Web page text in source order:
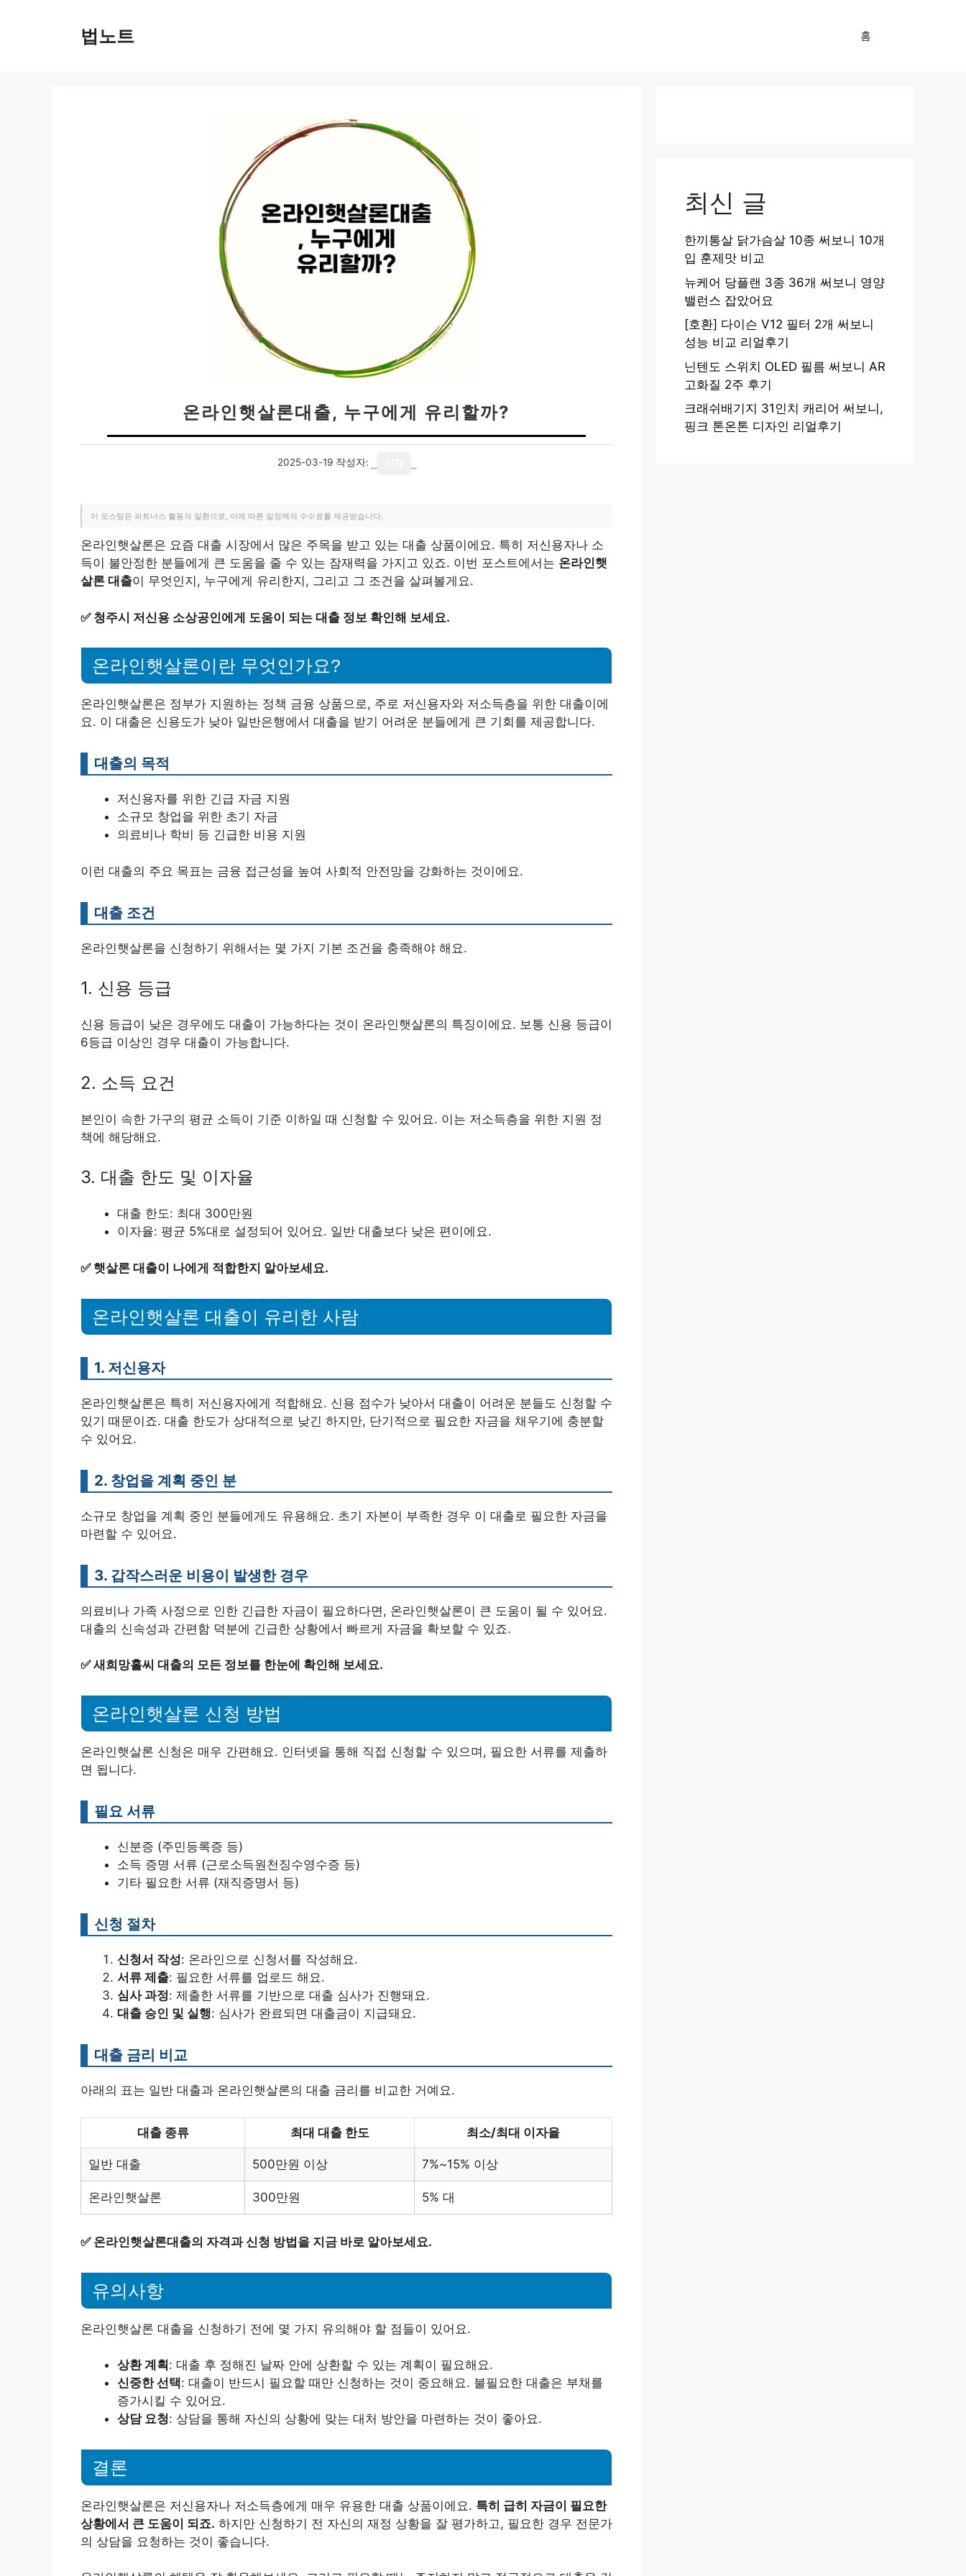
법노트 홈
온라인햇살론대출, 누구에게 유리할까?
2025-03-19 작성자:
이 포스팅은 파트너스 활동의 일환으로, 이에 따른 일정액의 수수료를 제공받습니다.
온라인햇살론은 요즘 대출 시장에서 많은 주목을 받고 있는 대출 상품이에요. 특히 저신용자나 소
득이 불안정한 분들에게 큰 도움을 줄 수 있는 잠재력을 가지고 있죠. 이번 포스트에서는 온라인햇
살론 대출이 무엇인지, 누구에게 유리한지, 그리고 그 조건을 살펴볼게요.
✅ 청주시 저신용 소상공인에게 도움이 되는 대출 정보 확인해 보세요.
온라인햇살론이란 무엇인가요?
온라인햇살론은 정부가 지원하는 정책 금융 상품으로, 주로 저신용자와 저소득층을 위한 대출이에
요. 이 대출은 신용도가 낮아 일반은행에서 대출을 받기 어려운 분들에게 큰 기회를 제공합니다.
대출의 목적
저신용자를 위한 긴급 자금 지원
소규모 창업을 위한 초기 자금
의료비나 학비 등 긴급한 비용 지원
이런 대출의 주요 목표는 금융 접근성을 높여 사회적 안전망을 강화하는 것이에요.
대출 조건
온라인햇살론을 신청하기 위해서는 몇 가지 기본 조건을 충족해야 해요.
1. 신용 등급
신용 등급이 낮은 경우에도 대출이 가능하다는 것이 온라인햇살론의 특징이에요. 보통 신용 등급이
6등급 이상인 경우 대출이 가능합니다.
2. 소득 요건
본인이 속한 가구의 평균 소득이 기준 이하일 때 신청할 수 있어요. 이는 저소득층을 위한 지원 정
책에 해당해요.
3. 대출 한도 및 이자율
대출 한도: 최대 300만원
이자율: 평균 5%대로 설정되어 있어요. 일반 대출보다 낮은 편이에요.
✅ 햇살론 대출이 나에게 적합한지 알아보세요.
온라인햇살론 대출이 유리한 사람
1. 저신용자
온라인햇살론은 특히 저신용자에게 적합해요. 신용 점수가 낮아서 대출이 어려운 분들도 신청할 수
있기 때문이죠. 대출 한도가 상대적으로 낮긴 하지만, 단기적으로 필요한 자금을 채우기에 충분할
수 있어요.
2. 창업을 계획 중인 분
소규모 창업을 계획 중인 분들에게도 유용해요. 초기 자본이 부족한 경우 이 대출로 필요한 자금을
마련할 수 있어요.
3. 갑작스러운 비용이 발생한 경우
의료비나 가족 사정으로 인한 긴급한 자금이 필요하다면, 온라인햇살론이 큰 도움이 될 수 있어요.
대출의 신속성과 간편함 덕분에 긴급한 상황에서 빠르게 자금을 확보할 수 있죠.
✅새희망홀씨 대출의 모든 정보를 한눈에 확인해 보세요.
온라인햇살론 신청 방법
온라인햇살론 신청은 매우 간편해요. 인터넷을 통해 직접 신청할 수 있으며, 필요한 서류를 제출하
면 됩니다.
필요 서류
신분증 (주민등록증 등)
소득 증명 서류 (근로소득원천징수영수증 등)
기타 필요한 서류 (재직증명서 등)
신청 절차
신청서 작성: 온라인으로 신청서를 작성해요.
서류 제출: 필요한 서류를 업로드 해요.
심사 과정: 제출한 서류를 기반으로 대출 심사가 진행돼요.
대출 승인 및 실행: 심사가 완료되면 대출금이 지급돼요.
대출 금리 비교
아래의 표는 일반 대출과 온라인햇살론의 대출 금리를 비교한 거예요.
대출 종류 최대 대출 한도 최소/최대 이자율
일반 대출 500만원 이상 7%~15% 이상
온라인햇살론 300만원 5% 대
✅ 온라인햇살론대출의 자격과 신청 방법을 지금 바로 알아보세요.
유의사항
온라인햇살론 대출을 신청하기 전에 몇 가지 유의해야 할 점들이 있어요.
상환 계획 : 대출 후 정해진 날짜 안에 상환할 수 있는 계획이 필요해요.
신중한 선택: 대출이 반드시 필요할 때만 신청하는 것이 중요해요. 불필요한 대출은 부채를
증가시킬 수 있어요.
상담 요청: 상담을 통해 자신의 상황에 맞는 대처 방안을 마련하는 것이 좋아요.
결론
온라인햇살론은 저신용자나 저소득층에게 매우 유용한 대출 상품이에요. 특히 급히 자금이 필요한
상황에서 큰 도움이 되죠. 하지만 신청하기 전 자신의 재정 상황을 잘 평가하고, 필요한 경우 전문가
의 상담을 요청하는 것이 좋습니다.
최신 글
한끼통살 닭가슴살 10종 써보니 10개
입 훈제맛 비교
뉴케어 당플랜 3종 36개 써보니 영양
밸런스 잡았어요
[호환] 다이슨 V12 필터 2개 써보니
성능 비교 리얼후기
닌텐도 스위치 OLED 필름 써보니 AR
고화질 2주 후기
크래쉬배기지 31인치 캐리어 써보니,
핑크 톤온톤 디자인 리얼후기